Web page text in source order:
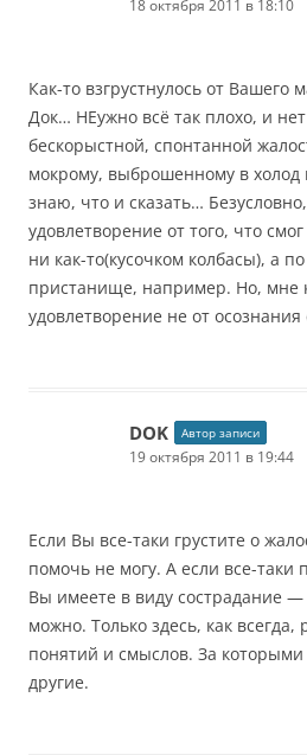
18 октября 2011 в 18:10
Как-то взгрустнулось от Вашего
Док… НЕужно всё так плохо, и
бескорыстной, спонтанной
мокрому, выброшенному в холод
знаю, что и сказать…
удовлетворение от того, что
ни как-то(кусочком колбасы), а
пристанище, например. Но, мне
удовлетворение не от осознания
DOK Автор записи
19 октября 2011 в 19:44
Если Вы все-таки грустите о
помочь не могу. А если все-таки
Вы имеете в виду сострадание —
можно. Только здесь, как
понятий и смыслов. За которыми
другие.